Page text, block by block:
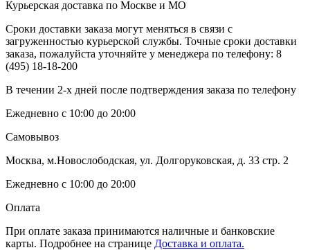
Курьерская доставка по Москве и МО
Сроки доставки заказа могут меняться в связи с
загруженностью курьерской службы. Точные сроки доставки
заказа, пожалуйста уточняйте у менеджера по телефону: 8
(495) 18-18-200
В течении 2-х дней после подтверждения заказа по телефону
Ежедневно с 10:00 до 20:00
Самовывоз
Москва, м.Новослободская, ул. Долгоруковская, д. 33 стр. 2
Ежедневно с 10:00 до 20:00
Оплата
При оплате заказа принимаются наличные и банковские
карты. Подробнее на странице Доставка и оплата.